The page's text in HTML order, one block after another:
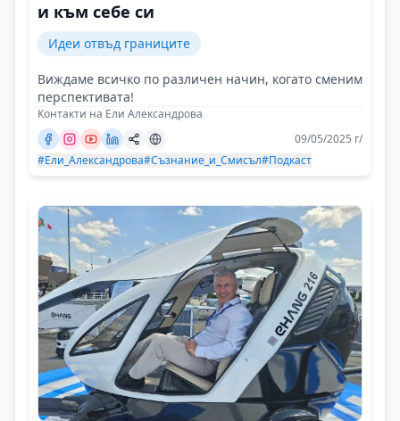
и към себе си
Идеи отвъд границите
Виждаме всичко по различен начин, когато сменим
перспективата!
Контакти на Ели Александрова
09/05/2025 г/
#Ели_Александрова#Съзнание_и_Смисъл#Подкаст